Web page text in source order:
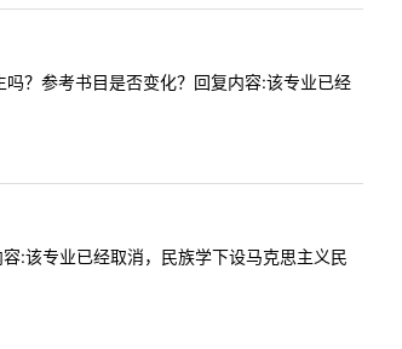
？参考书目是否变化？回复内容:该专业已经
:该专业已经取消，民族学下设马克思主义民